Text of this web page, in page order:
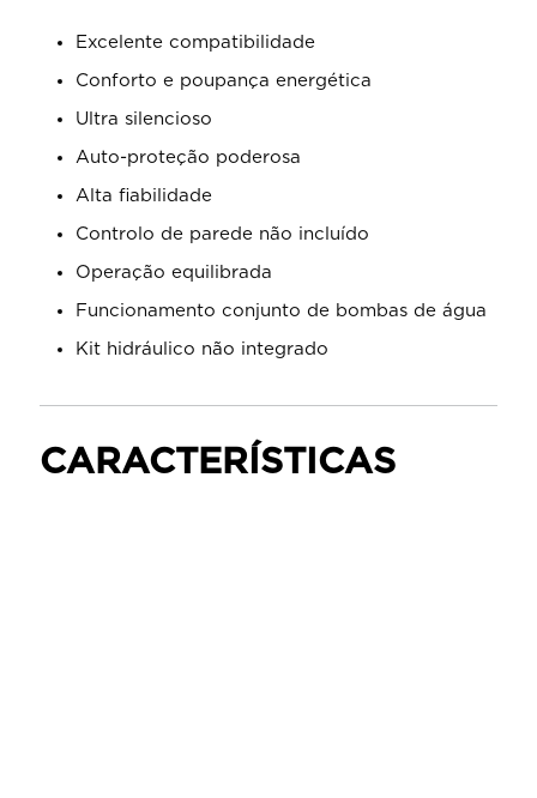
Excelente compatibilidade
Conforto e poupança energética
Ultra silencioso
Auto-proteção poderosa
Alta fiabilidade
Controlo de parede não incluído
Operação equilibrada
Funcionamento conjunto de bombas de água
Kit hidráulico não integrado
CARACTERÍSTICAS